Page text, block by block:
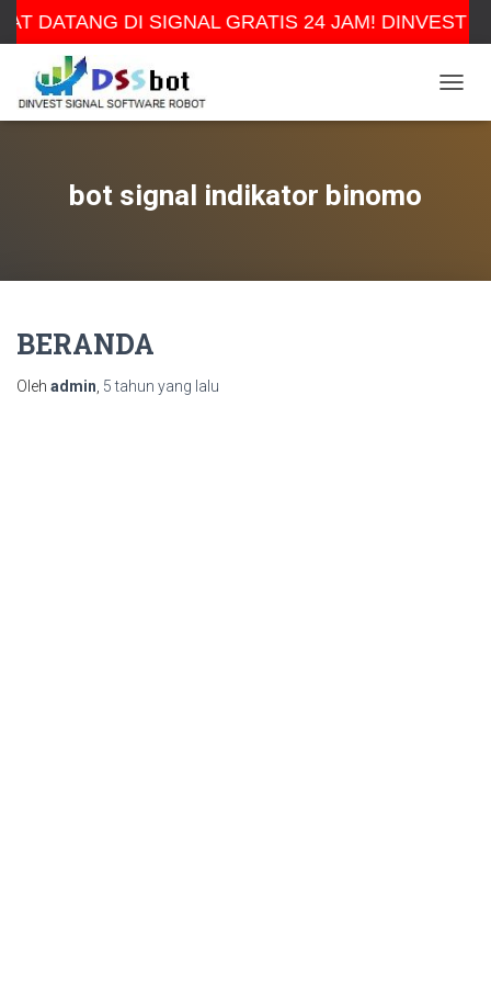
DATANG DI SIGNAL GRATIS 24 JAM! DINVEST
bot signal indikator binomo
BERANDA
Oleh admin 5 tahun yang lalu